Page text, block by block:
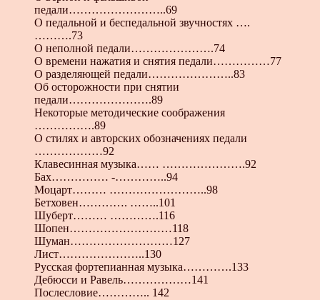
педали……………………..69
О педальной и беспедальной звучностях ….
……….73
О неполной педали………………….74
О времени нажатия и снятия педали……………77
О разделяющей педали…………………..83
Об осторожности при снятии
педали………………….89
Некоторые методические соображения
…………….89
О стилях и авторских обозначениях педали
………………92
Клавесинная музыка…… ………………….92
Бах…………… -…………..94
Моцарт……… ……………………..98
Бетховен…………. ……..101
Шуберт……… ………….116
Шопен………………………118
Шуман………………………127
Лист…………………..130
Русская фортепианная музыка………….133
Дебюсси и Равель………………141
Послесловие………….. 142